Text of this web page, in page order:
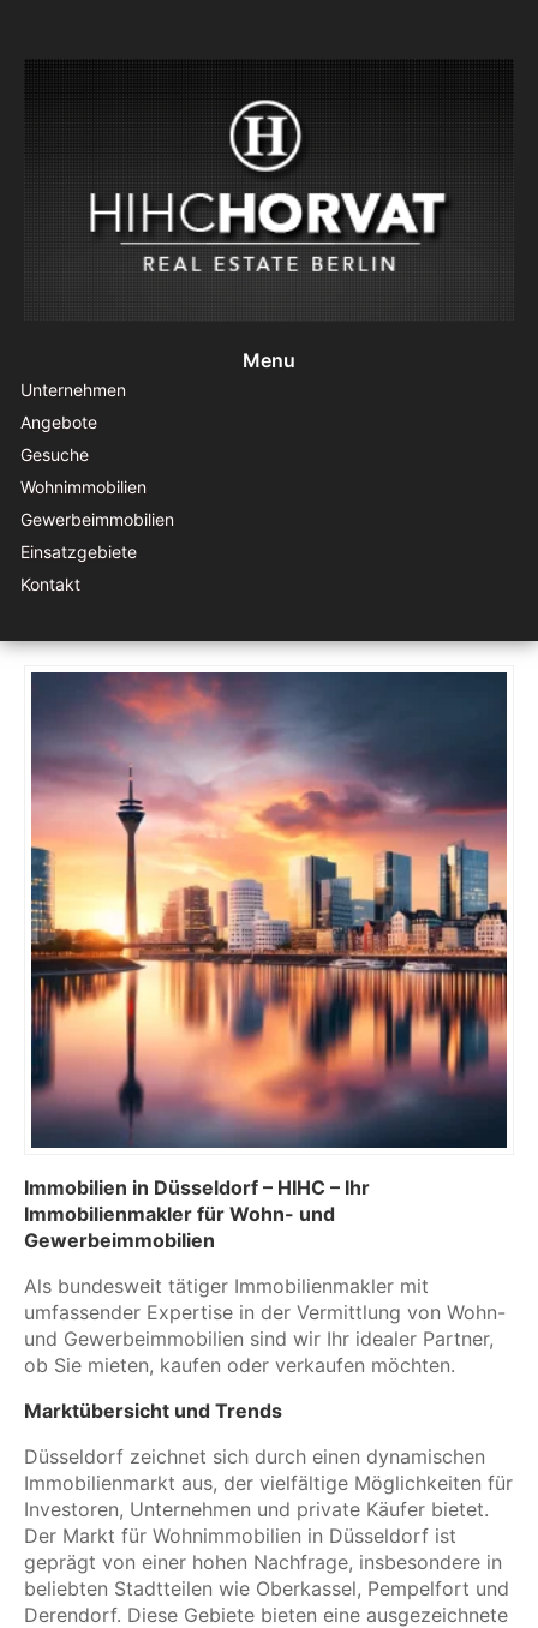
Menu
Unternehmen
Angebote
Gesuche
Wohnimmobilien
Gewerbeimmobilien
Einsatzgebiete
Kontakt
Immobilien in Düsseldorf – HIHC – Ihr
Immobilienmakler für Wohn- und
Gewerbeimmobilien
Als bundesweit tätiger Immobilienmakler mit
umfassender Expertise in der Vermittlung von Wohn-
und Gewerbeimmobilien sind wir Ihr idealer Partner,
ob Sie mieten, kaufen oder verkaufen möchten.
Marktübersicht und Trends
Düsseldorf zeichnet sich durch einen dynamischen
Immobilienmarkt aus, der vielfältige Möglichkeiten für
Investoren, Unternehmen und private Käufer bietet.
Der Markt für Wohnimmobilien in Düsseldorf ist
geprägt von einer hohen Nachfrage, insbesondere in
beliebten Stadtteilen wie Oberkassel, Pempelfort und
Derendorf. Diese Gebiete bieten eine ausgezeichnete